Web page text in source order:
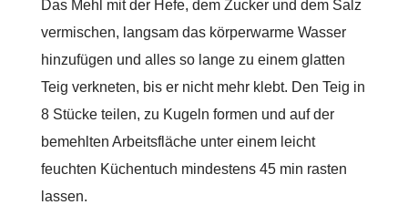
Das Mehl mit der Hefe, dem Zucker und dem Salz
vermischen, langsam das körperwarme Wasser
hinzufügen und alles so lange zu einem glatten
Teig verkneten, bis er nicht mehr klebt. Den Teig in
8 Stücke teilen, zu Kugeln formen und auf der
bemehlten Arbeitsfläche unter einem leicht
feuchten Küchentuch mindestens 45 min rasten
lassen.